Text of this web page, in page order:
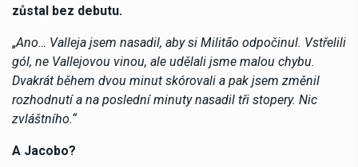
zůstal bez debutu.
„Ano… Valleja jsem nasadil, aby si Militão odpočinul. Vstřelili
gól, ne Vallejovou vinou, ale udělali jsme malou chybu.
Dvakrát během dvou minut skórovali a pak jsem změnil
rozhodnutí a na poslední minuty nasadil tři stopery. Nic
zvláštního.“
A Jacobo?